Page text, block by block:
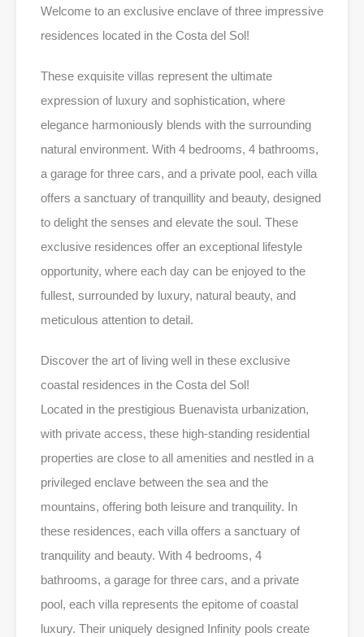
Welcome to an exclusive enclave of three impressive
residences located in the Costa del Sol!
These exquisite villas represent the ultimate
expression of luxury and sophistication, where
elegance harmoniously blends with the surrounding
natural environment. With 4 bedrooms, 4 bathrooms,
a garage for three cars, and a private pool, each villa
offers a sanctuary of tranquillity and beauty, designed
to delight the senses and elevate the soul. These
exclusive residences offer an exceptional lifestyle
opportunity, where each day can be enjoyed to the
fullest, surrounded by luxury, natural beauty, and
meticulous attention to detail.
Discover the art of living well in these exclusive
coastal residences in the Costa del Sol!
Located in the prestigious Buenavista urbanization,
with private access, these high-standing residential
properties are close to all amenities and nestled in a
privileged enclave between the sea and the
mountains, offering both leisure and tranquility. In
these residences, each villa offers a sanctuary of
tranquility and beauty. With 4 bedrooms, 4
bathrooms, a garage for three cars, and a private
pool, each villa represents the epitome of coastal
luxury. Their uniquely designed Infinity pools create